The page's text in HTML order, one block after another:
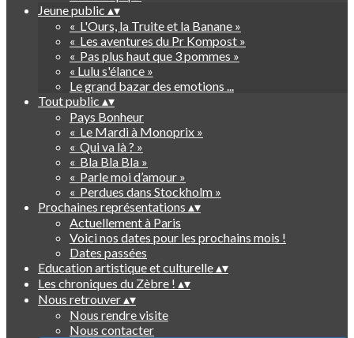
Jeune public ▴▾
« L'Ours, la Truite et la Banane »
« Les aventures du Pr Kompost »
« Pas plus haut que 3 pommes »
« Lulu s'élance »
Le grand bazar des emotions ...
Tout public ▴▾
Pays Bonheur
« Le Mardi à Monoprix »
« Qui va là ? »
« Bla Bla Bla »
« Parle moi d’amour »
« Perdues dans Stockholm »
Prochaines représentations ▴▾
Actuellement à Paris
Voici nos dates pour les prochains mois !
Dates passées
Education artistique et culturelle▴▾
Les chroniques du Zèbre ! ▴▾
Nous retrouver▴▾
Nous rendre visite
Nous contacter